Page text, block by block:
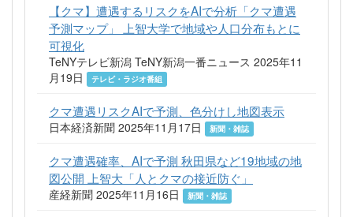
【クマ】遭遇するリスクをAIで分析「クマ遭遇
予測マップ」 上智大学で地域や人口分布もとに
可視化
TeNYテレビ新潟 TeNY新潟一番ニュース 2025年11
月19日
テレビ・ラジオ番組
クマ遭遇リスクAIで予測、色分けし地図表示
日本経済新聞 2025年11月17日 新聞・雑誌
クマ遭遇確率、AIで予測 秋田県など19地域の地
図公開 上智大「人とクマの接近防ぐ」
産経新聞 2025年11月16日 新聞・雑誌